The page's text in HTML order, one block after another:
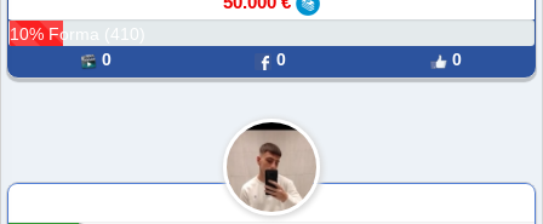
10% Forma (410)
0
0 0